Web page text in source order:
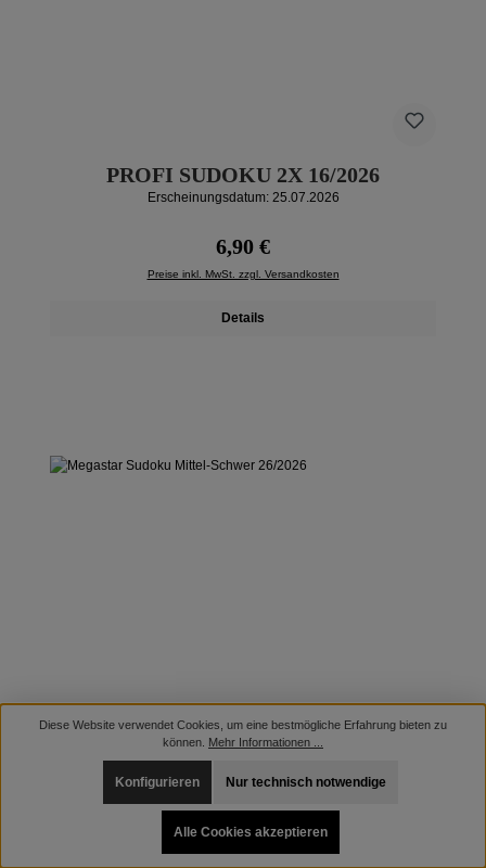
PROFI SUDOKU 2X 16/2026
Erscheinungsdatum: 25.07.2026
Regulärer Preis:
6,90 €
Preise inkl. MwSt. zzgl. Versandkosten
Details
MEGASTAR SUDOKU MITTEL-
Diese Website verwendet Cookies, um eine bestmögliche Erfahrung bieten zu
können. Mehr Informationen ...
Nur technisch notwendige
Konfigurieren
Alle Cookies akzeptieren